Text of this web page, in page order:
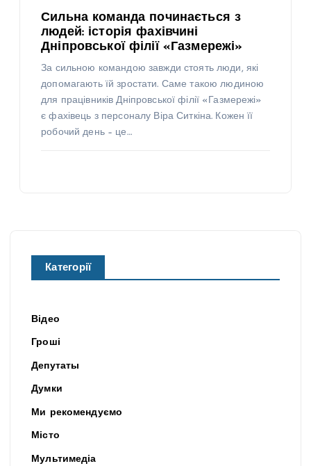
Сильна команда починається з
людей: історія фахівчині
Дніпровської філії «Газмережі»
За сильною командою завжди стоять люди, які
допомагають їй зростати. Саме такою людиною
для працівників Дніпровської філії «Газмережі»
є фахівець з персоналу Віра Ситкіна. Кожен її
робочий день – це…
Категорії
Відео
Гроші
Депутаты
Думки
Ми рекомендуємо
Місто
Мультимедіа